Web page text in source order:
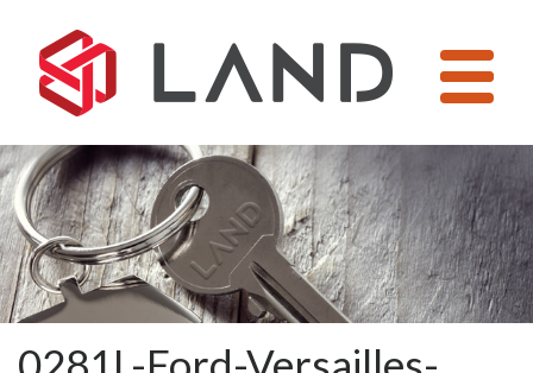
conteúdo